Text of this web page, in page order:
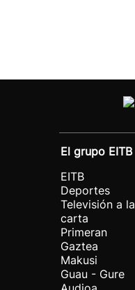
El grupo EITB
EITB
Deportes
Televisión a la
carta
Primeran
Gaztea
Makusi
Guau - Gure